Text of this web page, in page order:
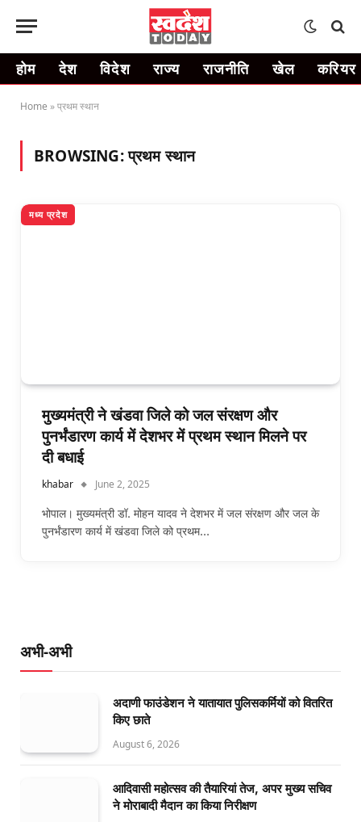
होम देश विदेश राज्य राजनीति खेल करियर
Home »प्रथम स्थान
BROWSING:प्रथम स्थान
मध्य प्रदेश
मुख्यमंत्री ने खंडवा जिले को जल संरक्षण और
पुनर्भंडारण कार्य में देशभर में प्रथम स्थान मिलने पर
दी बधाई
khabar June 2, 2025
भोपाल। मुख्यमंत्री डॉ. मोहन यादव ने देशभर में जल संरक्षण और जल के
पुनर्भंडारण कार्य में खंडवा जिले को प्रथम…
अभी-अभी
अदाणी फाउंडेशन ने यातायात पुलिसकर्मियों को वितरित
किए छाते
August 6, 2026
आदिवासी महोत्सव की तैयारियां तेज, अपर मुख्य सचिव
ने मोराबादी मैदान का किया निरीक्षण